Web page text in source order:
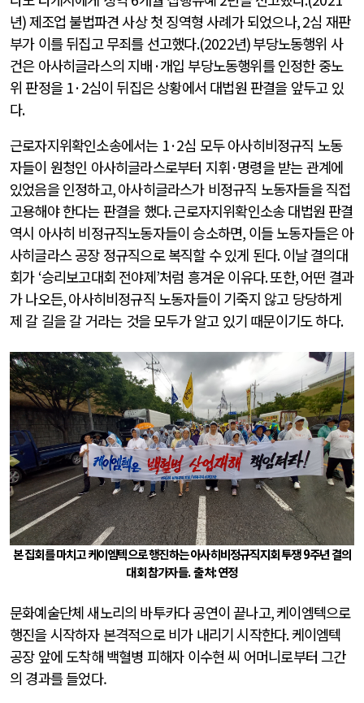
년)제조업 불법파견 사상 첫 징역형 사례가 되었으나, 2심 재판
부가 이를 뒤집고 무죄를 선고했다.(2022년)부당노동행위 사
건은 아사히글라스의 지배 ·개입 부당노동행위를 인정한 중노
위 판정을 1·2심이 뒤집은 상황에서 대법원 판결을 앞두고 있
다.
근로자지위확인소송에서는 1·2심 모두 아사히비정규직 노동
자들이 원청인 아사히글라스로부터 지휘·명령을 받는 관계에
있었음을 인정하고,아사히글라스가 비정규직 노동자들을 직접
고용해야 한다는 판결을 했다.근로자지위확인소송 대법원 판결
역시 아사히 비정규직노동자들이 승소하면, 이들 노동자들은 아
사히글라스 공장 정규직으로 복직할 수 있게 된다.이날 결의대
회가 ‘승리보고대회 전야제’처럼 흥겨운 이유다.또한,어떤 결과
가 나오든,아사히비정규직 노동자들이 기죽지 않고 당당하게
제 갈 길을 갈 거라는 것을 모두가 알고 있기 때문이기도 하다.
본 집회를 마치고 케이엠텍으로 행진하는 아사히비정규직지회 투쟁9주년 결의
대회 참가자들.출처:연정
문화예술단체 새노리의 바투카다 공연이 끝나고,케이엠텍으로
행진을 시작하자 본격적으로 비가 내리기 시작한다.케이엠텍
공장 앞에 도착해 백혈병 피해자 이수현 씨 어머니로부터 그간
의 경과를 들었다.